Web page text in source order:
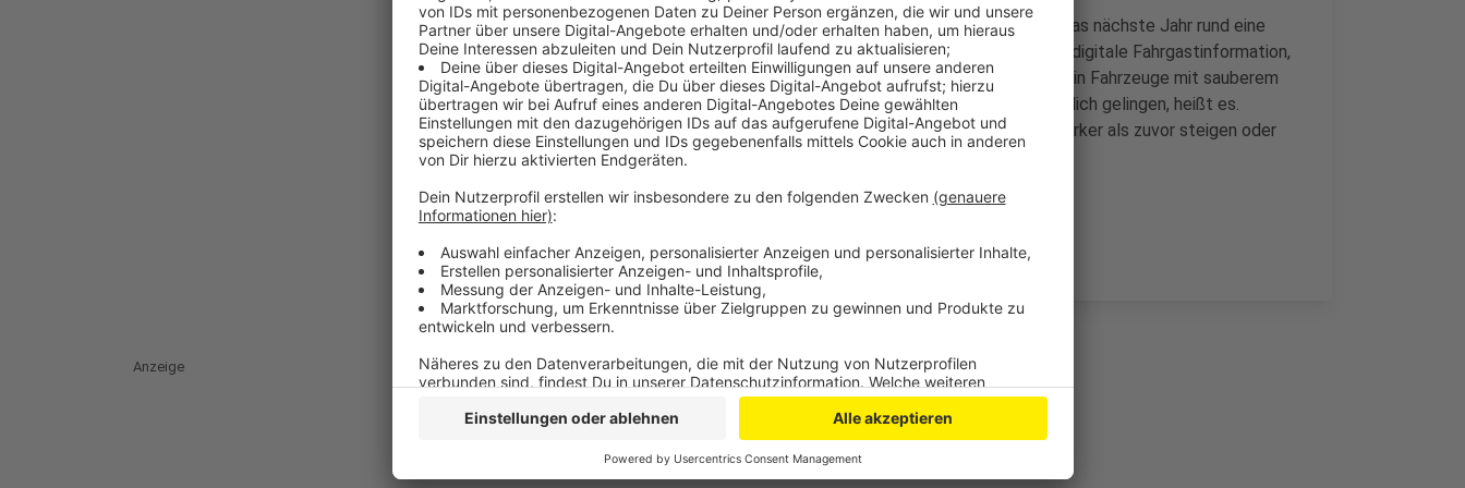
Die Verkehrswende könne nur gelingen, wenn Bund und Land für das nächste Jahr rund eine
halbe Milliarde Euro zahlen. Fließen soll dieses Geld in lückenlose digitale Fahrgastinformation,
Investitionen in die moderne und barrierefreie Infrastruktur sowie in Fahrzeuge mit sauberem
Antrieb. Nur mit solchen Ausgaben könne die Verkehrswende wirklich gelingen, heißt es.
Sollten Bund und Land nicht zahlen, müssten die Ticketpreise stärker als zuvor steigen oder
das Angebot zusammengestrichen werden.
Anzeige
Anzeige